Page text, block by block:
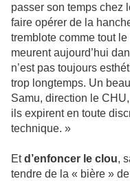
passer son temps chez
faire opérer de la
tremblote comme tout
meurent aujourd’hui
n’est pas toujours
trop longtemps. Un
Samu, direction le
ils expirent en toute
technique. »
Etd’enfoncer le clou,
tendre de la « bière »